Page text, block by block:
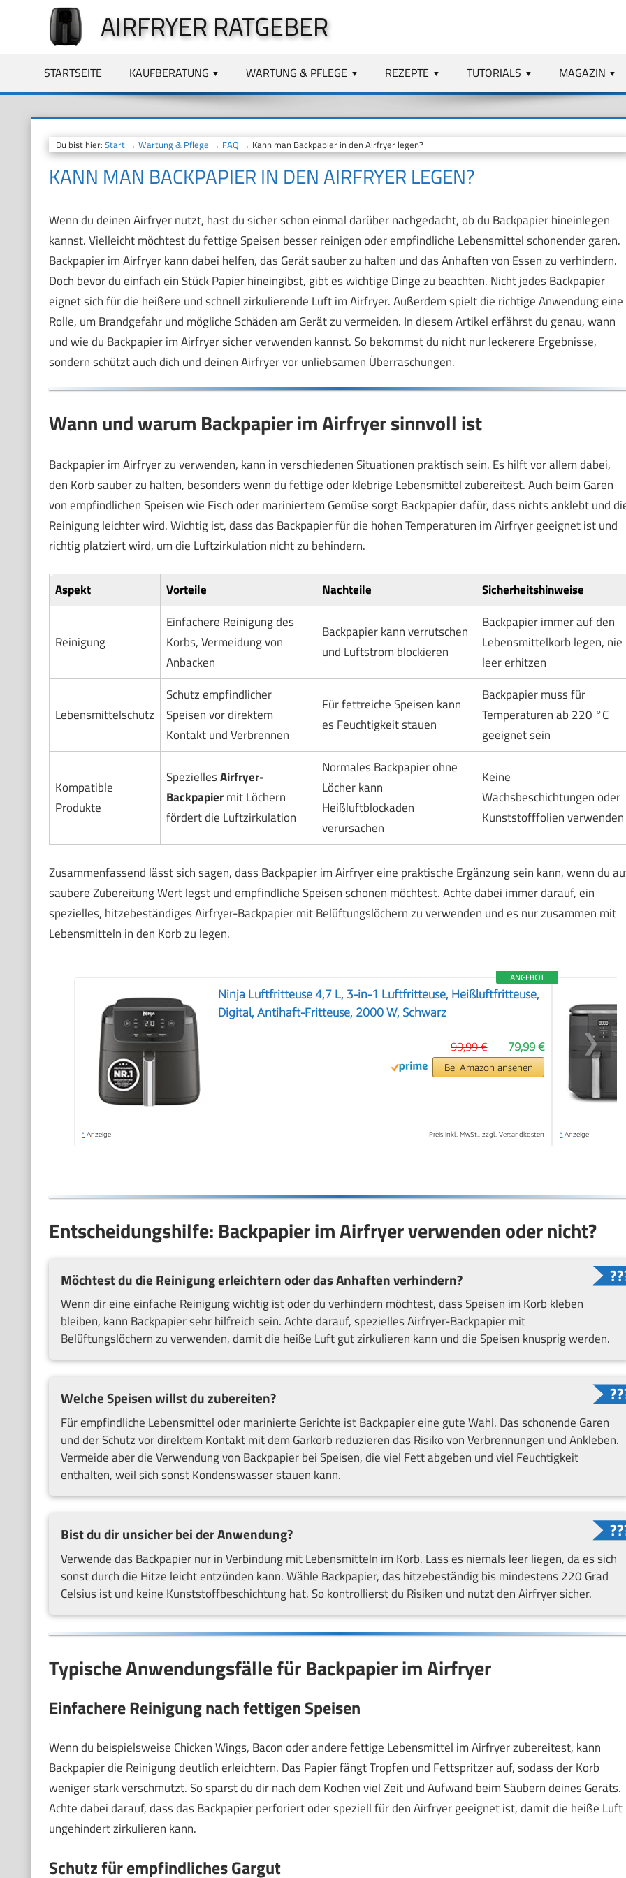
springen
AIRFRYER RATGEBER
STARTSEITE KAUFBERATUNG WARTUNG & PFLEGE REZEPTE TUTORIALS MAGAZIN
Du bist hier: Start→ Wartung & Pflege → FAQ → Kann man Backpapier in den Airfryer legen?
KANN MAN BACKPAPIER IN DEN AIRFRYER LEGEN?
Wenn du deinen Airfryer nutzt, hast du sicher schon einmal darüber nachgedacht, ob du Backpapier hineinlegen
kannst. Vielleicht möchtest du fettige Speisen besser reinigen oder empfindliche Lebensmittel schonender garen.
Backpapier im Airfryer kann dabei helfen, das Gerät sauber zu halten und das Anhaften von Essen zu verhindern.
Doch bevor du einfach ein Stück Papier hineingibst, gibt es wichtige Dinge zu beachten. Nicht jedes Backpapier
eignet sich für die heißere und schnell zirkulierende Luft im Airfryer. Außerdem spielt die richtige Anwendung eine
Rolle, um Brandgefahr und mögliche Schäden am Gerät zu vermeiden. In diesem Artikel erfährst du genau, wann
und wie du Backpapier im Airfryer sicher verwenden kannst. So bekommst du nicht nur leckerere Ergebnisse,
sondern schützt auch dich und deinen Airfryer vor unliebsamen Überraschungen.
Wann und warum Backpapier im Airfryer sinnvoll ist
Backpapier im Airfryer zu verwenden, kann in verschiedenen Situationen praktisch sein. Es hilft vor allem dabei,
den Korb sauber zu halten, besonders wenn du fettige oder klebrige Lebensmittel zubereitest. Auch beim Garen
von empfindlichen Speisen wie Fisch oder mariniertem Gemüse sorgt Backpapier dafür, dass nichts anklebt und
Reinigung leichter wird. Wichtig ist, dass das Backpapier für die hohen Temperaturen im Airfryer geeignet ist und
richtig platziert wird, um die Luftzirkulation nicht zu behindern.
Aspekt Vorteile Nachteile Sicherheitshinweise
Reinigung
Einfachere Reinigung des
Korbs, Vermeidung von
Anbacken
Backpapier kann verrutschen
und Luftstrom blockieren
Backpapier immer auf den
Lebensmittelkorb legen, nie
leer erhitzen
Lebensmittelschutz
Schutz empfindlicher
Speisen vor direktem
Kontakt und Verbrennen
Für fettreiche Speisen kann
es Feuchtigkeit stauen
Backpapier muss für
Temperaturen ab 220 °C
geeignet sein
Kompatible
Produkte
SpeziellesAirfryer-
Backpapiermit Löchern
fördert die Luftzirkulation
Normales Backpapier ohne
Löcher kann
Heißluftblockaden
verursachen
Keine
Wachsbeschichtungen oder
Kunststofffolien verwenden
Zusammenfassend lässt sich sagen, dass Backpapier im Airfryer eine praktische Ergänzung sein kann, wenn du
saubere Zubereitung Wert legst und empfindliche Speisen schonen möchtest. Achte dabei immer darauf, ein
spezielles, hitzebeständiges Airfryer-Backpapier mit Belüftungslöchern zu verwenden und es nur zusammen mit
Lebensmitteln in den Korb zu legen.
ANGEBOT
Ninja Luftfritteuse 4,7 L, 3-in-1 Luftfritteuse, Heißluftfritteuse,
Digital, Antihaft-Fritteuse, 2000 W, Schwarz
79,99 €
99,99 €
Bei Amazon ansehen
* Anzeige Preis inkl. MwSt., zzgl. Versandkosten * Anzeige
❯
Entscheidungshilfe: Backpapier im Airfryer verwenden oder nicht?
Möchtest du die Reinigung erleichtern oder das Anhaften verhindern?
Wenn dir eine einfache Reinigung wichtig ist oder du verhindern möchtest, dass Speisen im Korb kleben
bleiben, kann Backpapier sehr hilfreich sein. Achte darauf, spezielles Airfryer-Backpapier mit
Belüftungslöchern zu verwenden, damit die heiße Luft gut zirkulieren kann und die Speisen knusprig werden.
Welche Speisen willst du zubereiten?
Für empfindliche Lebensmittel oder marinierte Gerichte ist Backpapier eine gute Wahl. Das schonende Garen
und der Schutz vor direktem Kontakt mit dem Garkorb reduzieren das Risiko von Verbrennungen und Ankleben.
Vermeide aber die Verwendung von Backpapier bei Speisen, die viel Fett abgeben und viel Feuchtigkeit
enthalten, weil sich sonst Kondenswasser stauen kann.
Bist du dir unsicher bei der Anwendung?
Verwende das Backpapier nur in Verbindung mit Lebensmitteln im Korb. Lass es niemals leer liegen, da es sich
sonst durch die Hitze leicht entzünden kann. Wähle Backpapier, das hitzebeständig bis mindestens 220 Grad
Celsius ist und keine Kunststoffbeschichtung hat. So kontrollierst du Risiken und nutzt den Airfryer sicher.
Typische Anwendungsfälle für Backpapier im Airfryer
Einfachere Reinigung nach fettigen Speisen
Wenn du beispielsweise Chicken Wings, Bacon oder andere fettige Lebensmittel im Airfryer zubereitest, kann
Backpapier die Reinigung deutlich erleichtern. Das Papier fängt Tropfen und Fettspritzer auf, sodass der Korb
weniger stark verschmutzt. So sparst du dir nach dem Kochen viel Zeit und Aufwand beim Säubern deines Geräts.
Achte dabei darauf, dass das Backpapier perforiert oder speziell für den Airfryer geeignet ist, damit die heiße Luft
ungehindert zirkulieren kann.
Schutz für empfindliches Gargut